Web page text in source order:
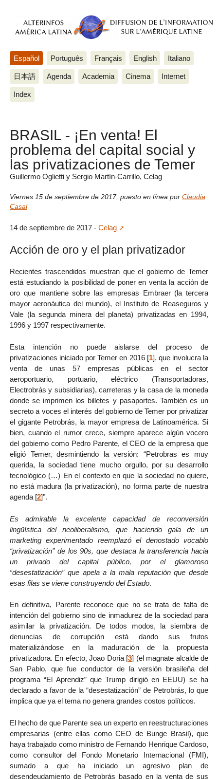
Español Português Français English Italiano
日本語 Agenda Academia Cinema Internet
Index
BRASIL - ¡En venta! El
problema del capital social y
las privatizaciones de Temer
Guillermo Oglietti y Sergio Martín-Carrillo, Celag
Viernes 15 de septiembre de 2017, puesto en línea por Claudia
Casal
14 de septiembre de 2017 - Celag
Acción de oro y el plan privatizador
Recientes trascendidos muestran que el gobierno de Temer
está estudiando la posibilidad de poner en venta la acción de
oro que mantiene sobre las empresas Embraer (la tercera
mayor aeronáutica del mundo), el Instituto de Reaseguros y
Vale (la segunda minera del planeta) privatizadas en 1994,
1996 y 1997 respectivamente.
Esta intención no puede aislarse del proceso de
privatizaciones iniciado por Temer en 2016[1], que involucra la
venta de unas 57 empresas públicas en el sector
aeroportuario, portuario, eléctrico (Transportadoras,
Electrobrás y subsidiarias), carreteras y la casa de la moneda
donde se imprimen los billetes y pasaportes. También es un
secreto a voces el interés del gobierno de Temer por privatizar
el gigante Petrobrás, la mayor empresa de Latinoamérica. Si
bien, cuando el rumor crece, siempre aparece algún vocero
del gobierno como Pedro Parente, el CEO de la empresa que
eligió Temer, desmintiendo la versión: “Petrobras es muy
querida, la sociedad tiene mucho orgullo, por su desarrollo
tecnológico (…) En el contexto en que la sociedad no quiere,
no está madura (la privatización), no forma parte de nuestra
agenda [2]".
Es admirable la excelente capacidad de reconversión
lingüística del neoliberalismo, que haciendo gala de un
marketing experimentado reemplazó el denostado vocablo
“privatización” de los 90s, que destaca la transferencia hacia
un privado del capital público, por el glamoroso
“desestatización” que apela a la mala reputación que desde
esas filas se viene construyendo del Estado.
En definitiva, Parente reconoce que no se trata de falta de
intención del gobierno sino de inmadurez de la sociedad para
asimilar la privatización. De todos modos, la siembra de
denuncias de corrupción está dando sus frutos
materializándose en la maduración de la propuesta
privatizadora. En efecto, Joao Doria[3] (el magnate alcalde de
San Pablo, que fue conductor de la versión brasileña del
programa “El Aprendiz” que Trump dirigió en EEUU) se ha
declarado a favor de la “desestatización” de Petrobrás, lo que
implica que ya el tema no genera grandes costos políticos.
El hecho de que Parente sea un experto en reestructuraciones
empresarias (entre ellas como CEO de Bunge Brasil), que
haya trabajado como ministro de Fernando Henrique Cardoso,
como consultor del Fondo Monetario Internacional (FMI),
sumado a que ha iniciado un agresivo plan de
desendeudamiento de Petrobrás basado en la venta de sus